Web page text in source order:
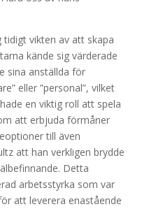
vikten av att skapa
kände sig värderade
sina anställda för
eller ”personal”, vilket
en viktig roll att spela
att erbjuda förmåner
till även
att han verkligen brydde
Detta
arbetsstyrka som var
att leverera enastående